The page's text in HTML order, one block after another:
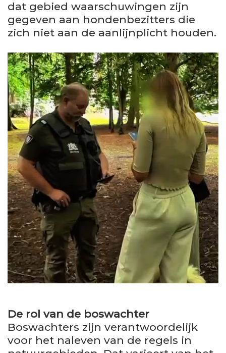
dat gebied waarschuwingen zijn
gegeven aan hondenbezitters die
zich niet aan de aanlijnplicht houden.
De rol van de boswachter
Boswachters zijn verantwoordelijk
voor het naleven van de regels in